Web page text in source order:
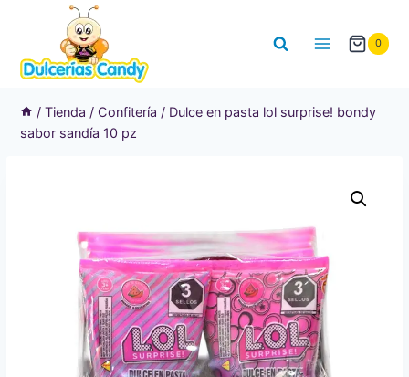
contenido
0
/ Tienda / Confitería / Dulce en pasta lol surprise! bondy
sabor sandía 10 pz